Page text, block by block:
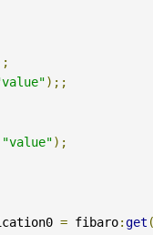
);;
"value");
= fibaro:get (